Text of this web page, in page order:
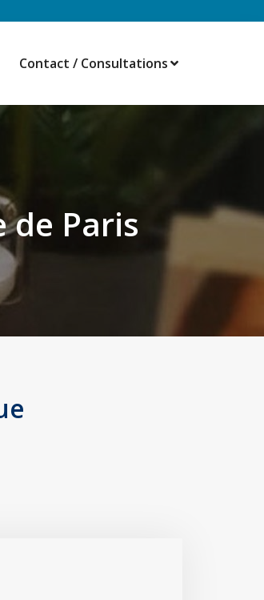
Contact / Consultations
de Paris